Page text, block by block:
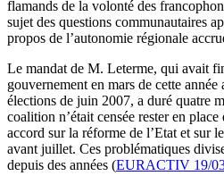
flamands de la volonté des
sujet des questions communautaires
propos de l’autonomie régionale
Le mandat de M. Leterme, qui avait
gouvernement en mars de cette
élections de juin 2007, a duré quatre
coalition n’était censée rester en
accord sur la réforme de l’Etat et sur
avant juillet. Ces problématiques
depuis des années (EURACTIV 19/